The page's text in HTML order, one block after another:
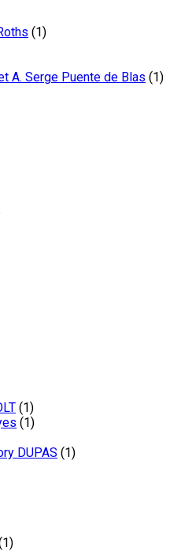
(1)
A. Serge Puente de Blas (1)
(1)
(1)
DUPAS (1)